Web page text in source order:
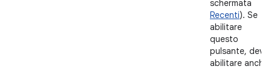
schermata
Recenti). Se
abilitare
questo
pulsante, devi
abilitare anche